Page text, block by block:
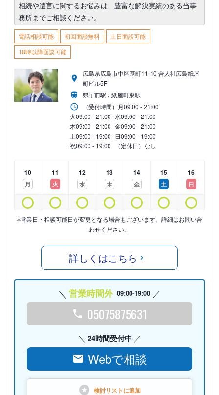
相続や遺言に関するお悩みは、豊富な解決実績のある当事
務所までご相談ください。
電話相談可能 初回面談無料
土日面談可能
18時以降面談可能
広島県広島市中区基町11-10 合人社広島紙屋
町ビル5F
県庁前駅
紙屋町東駅
（受付時間） 月09:00 - 21:00
火09:00 - 21:00 水09:00 - 21:00
木09:00 - 21:00 金09:00 - 21:00
土09:00 - 19:00 日09:00 - 19:00
祝09:00 - 19:00 （定休日）なし
10
月
11
火
12
水
13
木
14
金
15
土
16
日
※営業日・相談可能日が変更となる場合もございます。詳細はお問い合
わせください。
詳しくはこちら
営業時間外 09:00-19:00
05075875631
24時間受付中
Webで相談
検討リストに追加